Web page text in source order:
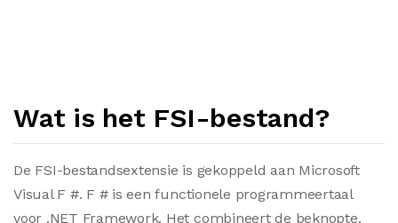
Wat is het FSI-bestand?
De FSI-bestandsextensie is gekoppeld aan Microsoft
Visual F #. F # is een functionele programmeertaal
voor .NET Framework. Het combineert de beknopte,